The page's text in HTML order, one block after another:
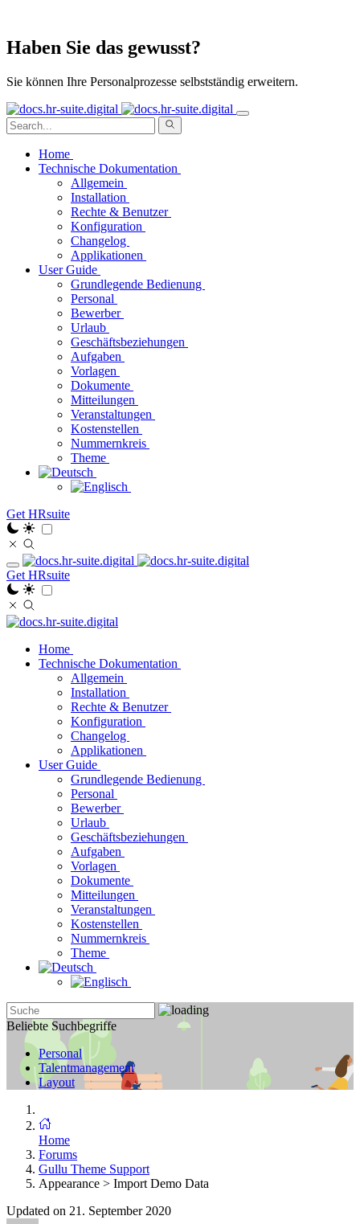
Haben Sie das gewusst?
Sie können Ihre Personalprozesse selbstständig erweitern.
Home
Technische Dokumentation
Allgemein
Installation
Rechte & Benutzer
Konfiguration
Changelog
Applikationen
User Guide
Grundlegende Bedienung
Personal
Bewerber
Urlaub
Geschäftsbeziehungen
Aufgaben
Vorlagen
Dokumente
Mitteilungen
Veranstaltungen
Kostenstellen
Nummernkreis
Theme
Get HRsuite
Get HRsuite
Home
Technische Dokumentation
Allgemein
Installation
Rechte & Benutzer
Konfiguration
Changelog
Applikationen
User Guide
Grundlegende Bedienung
Personal
Bewerber
Urlaub
Geschäftsbeziehungen
Aufgaben
Vorlagen
Dokumente
Mitteilungen
Veranstaltungen
Kostenstellen
Nummernkreis
Theme
Beliebte Suchbegriffe
Personal
Talentmanagement
Layout
Home
Forums
Gullu Theme Support
Appearance > Import Demo Data
Updated on 21. September 2020